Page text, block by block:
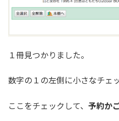
１冊見つかりました。
数字の１の左側に小さなチェ
ここをチェックして、 予約か